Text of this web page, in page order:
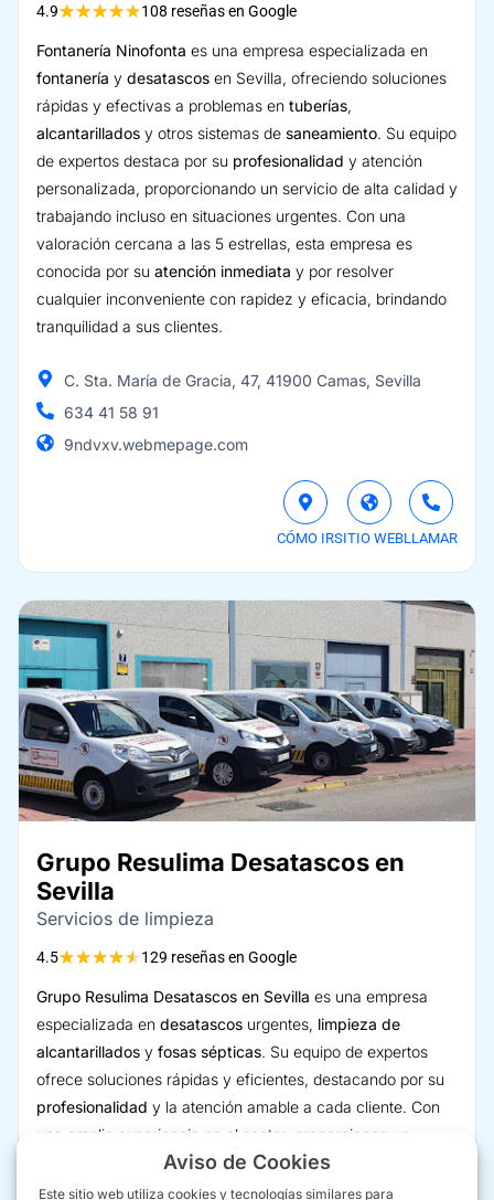
Aviso de Cookies
Este sitio web utiliza cookies y tecnologías similares para
4.9★★★★★108 reseñas en Google
Fontanería Ninofonta es una empresa especializada en
fontanería y desatascos en Sevilla, ofreciendo soluciones
rápidas y efectivas a problemas en tuberías,
alcantarillados y otros sistemas de saneamiento. Su equipo
de expertos destaca por su profesionalidad y atención
personalizada, proporcionando un servicio de alta calidad y
trabajando incluso en situaciones urgentes. Con una
valoración cercana a las 5 estrellas, esta empresa es
conocida por su atención inmediata y por resolver
cualquier inconveniente con rapidez y eficacia, brindando
tranquilidad a sus clientes.
C. Sta. María de Gracia, 47, 41900 Camas, Sevilla
634 41 58 91
9ndvxv.webmepage.com
CÓMO IRSITIO WEBLLAMAR
Grupo Resulima Desatascos en
Sevilla
Servicios de limpieza
4.5★★★★★ 129 reseñas en Google
Grupo Resulima Desatascos en Sevilla es una empresa
especializada en desatascos urgentes, limpieza de
alcantarillados y fosas sépticas. Su equipo de expertos
ofrece soluciones rápidas y eficientes, destacando por su
profesionalidad y la atención amable a cada cliente. Con
una amplia experiencia en el sector, proporcionan un
servicio de calidad que resuelve problemas de
saneamiento sin causar molestias adicionales, como